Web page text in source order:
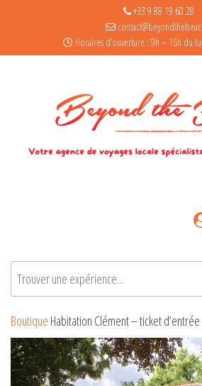
+33 9 88 19 60 28
Horaires d’ouverture : 9h – 16h du
Boutique Habitation Clément – ticket d’entrée